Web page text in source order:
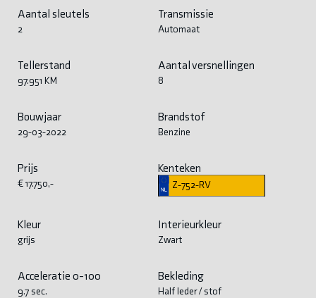
Aantal sleutels
2
Transmissie
Automaat
Tellerstand
97.951 KM
Aantal versnellingen
8
Bouwjaar
29-03-2022
Brandstof
Benzine
Prijs
€ 17.750,-
Kenteken
Z-752-RV
Kleur
grijs
Interieurkleur
Zwart
Acceleratie 0-100
9.7 sec.
Bekleding
Half leder / stof